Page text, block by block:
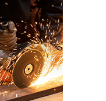
korist
od 40 godina
INDICATOR
efikasnije